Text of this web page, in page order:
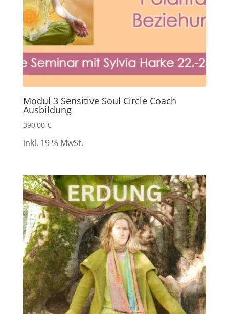
Modul 3 Sensitive Soul Circle Coach
Ausbildung
390,00 €
inkl. 19 % MwSt.